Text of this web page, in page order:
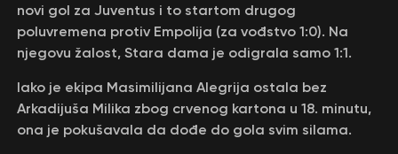
novi gol za Juventus i to startom drugog
poluvremena protiv Empolija (za vođstvo 1:0). Na
njegovu žalost, Stara dama je odigrala samo 1:1.
Iako je ekipa Masimilijana Alegrija ostala bez
Arkadijuša Milika zbog crvenog kartona u 18. minutu,
ona je pokušavala da dođe do gola svim silama.